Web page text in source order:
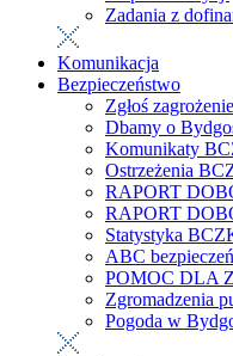
Zadania z
Komunikacja
Bezpieczeństwo
Zgłoś zagrożenie
Dbamy o
Komunikaty
Ostrzeżenia
RAPORT
RAPORT
Statystyka
ABC
POMOC DLA
Zgromadzenia
Pogoda w